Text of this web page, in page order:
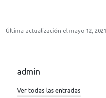
Última actualización el mayo 12, 2021
admin
Ver todas las entradas